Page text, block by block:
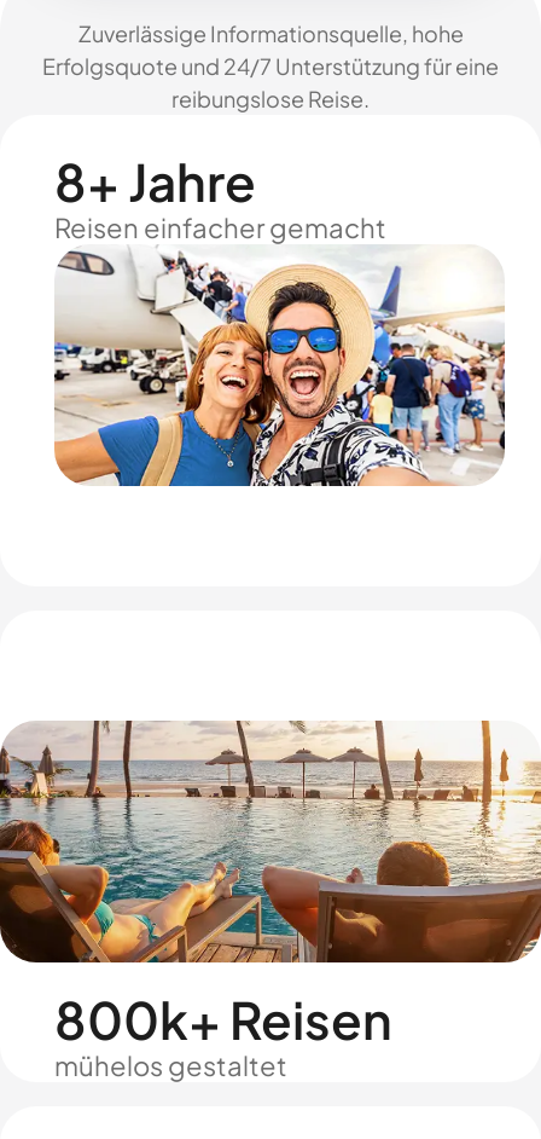
Zuverlässige Informationsquelle, hohe
Erfolgsquote und 24/7 Unterstützung für eine
reibungslose Reise.
8+ Jahre
Reisen einfacher gemacht
800k+ Reisen
mühelos gestaltet